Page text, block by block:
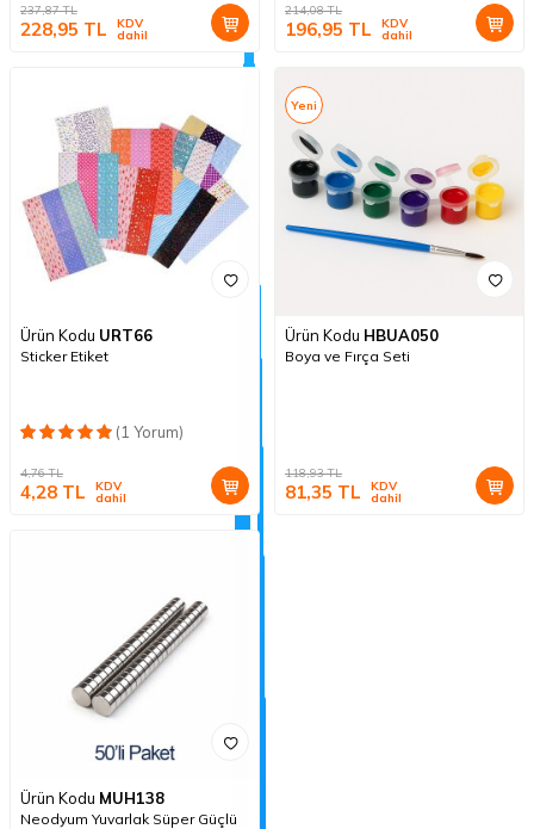
237,87TL
228,95 TL KDV
dahil
214,08TL
196,95 TL KDV
dahil
Ürün Kodu URT66
Sticker Etiket
(1 Yorum)
4,76TL
4,28 TL KDV
dahil
Yeni
Ürün Kodu HBUA050
Boya ve Fırça Seti
118,93TL
81,35 TL KDV
dahil
Ürün Kodu MUH138
Neodyum Yuvarlak Süper Güçlü